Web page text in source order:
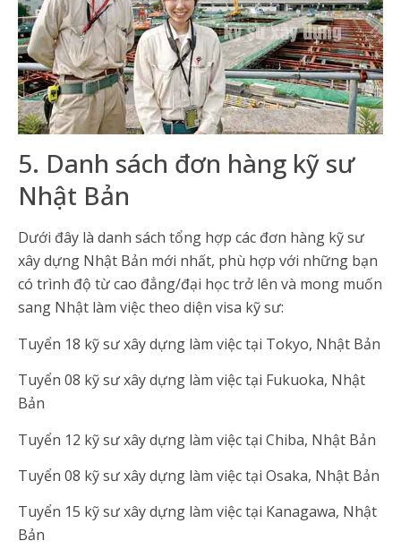
5. Danh sách đơn hàng kỹ sư
Nhật Bản
Dưới đây là danh sách tổng hợp các đơn hàng kỹ sư
xây dựng Nhật Bản mới nhất, phù hợp với những bạn
có trình độ từ cao đẳng/đại học trở lên và mong muốn
sang Nhật làm việc theo diện visa kỹ sư:
Tuyển 18 kỹ sư xây dựng làm việc tại Tokyo, Nhật Bản
Tuyển 08 kỹ sư xây dựng làm việc tại Fukuoka, Nhật
Bản
Tuyển 12 kỹ sư xây dựng làm việc tại Chiba, Nhật Bản
Tuyển 08 kỹ sư xây dựng làm việc tại Osaka, Nhật Bản
Tuyển 15 kỹ sư xây dựng làm việc tại Kanagawa, Nhật
Bản